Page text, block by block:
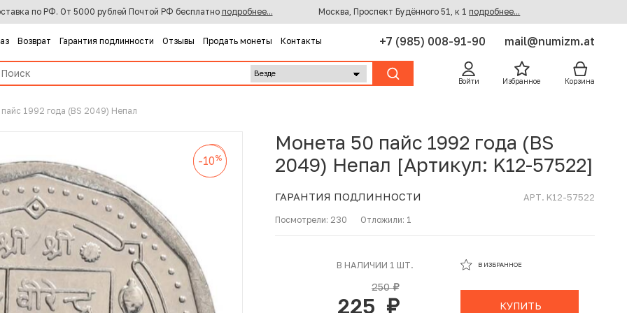
по РФ. От 5000 рублей Почтой РФ бесплатно подробнее... Москва, Проспект Будённого 51, к 1 подробнее...
Возврат Гарантия подлинности Отзывы Продать монеты Контакты +7 (985) 008-91-90 mail@numizm.at
Войти Избранное Корзина
пайс 1992 года (BS 2049) Непал
-10%
-10%
-10%
Монета 50 пайс 1992 года (BS
2049) Непал [Артикул: K12-57522]
ГАРАНТИЯ ПОДЛИННОСТИ АРТ. K12-57522
Посмотрели: 230 Отложили: 1
В НАЛИЧИИ 1 ШТ.
250руб.
225
В ИЗБРАННОЕ
КУПИТЬ